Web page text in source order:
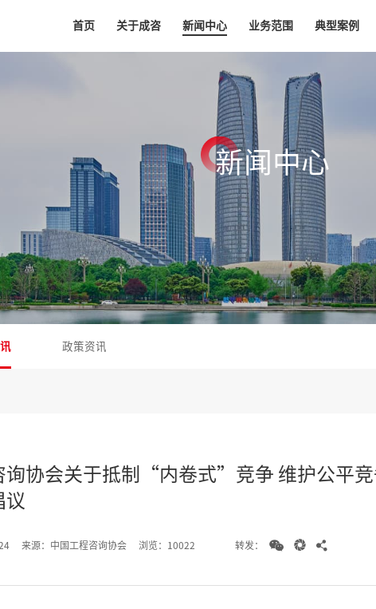
首页 关于成咨 新闻中心 业务范围 典型案例
新闻 中心
政策资讯
询协会关于抵制“内卷式”竞争 维护公平
议
来源：中国工程咨询协会 浏览：10022 转发：   